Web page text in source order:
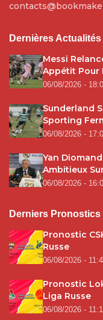
Dernières Actualités
Messi
Appétit Pour
06/08/2026 -
Sunderland
Sporting
06/08/2026 -
Yan
Ambitieux
06/08/2026 -
Derniers Pronostics
Pronostic
Russe
06/08/2026 -
Pronostic
Liga Russe
06/08/2026 -